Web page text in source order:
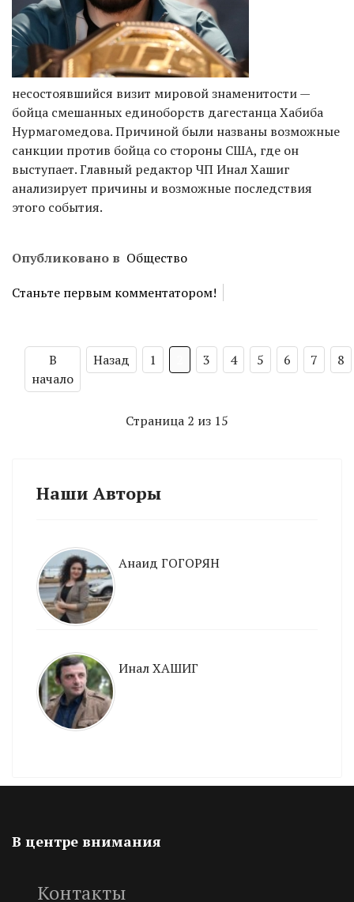
несостоявшийся визит мировой знаменитости —
бойца смешанных единоборств дагестанца Хабиба
Нурмагомедова. Причиной были названы возможные
санкции против бойца со стороны США, где он
выступает. Главный редактор ЧП Инал Хашиг
анализирует причины и возможные последствия
этого события.
Опубликовано в Общество
Станьте первым комментатором!
В
начало
Назад 1 3 4 5 6 7 8
Страница 2 из 15
Наши Авторы
Анаид ГОГОРЯН
Инал ХАШИГ
В центре внимания
Контакты